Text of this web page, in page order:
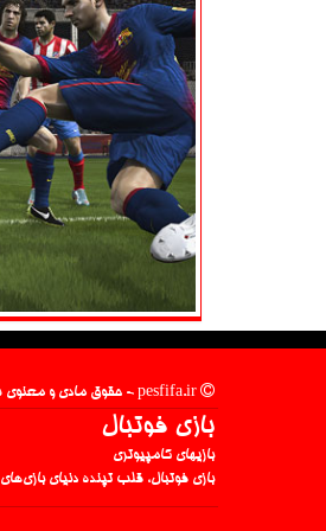
بازی فوتبال
بازیهای کامپیوتری
بازی فوتبال، قلب تپنده دنیای بازی‌های PES و FIFA